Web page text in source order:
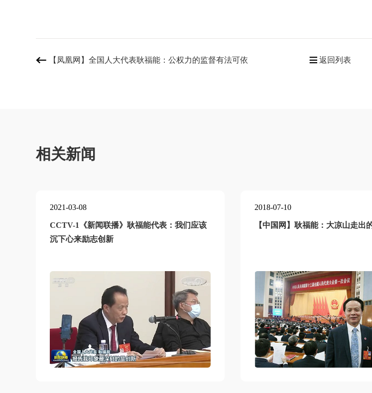
 【凤凰网】全国人大代表耿福能：公权力的监督有法可依  返回列表
相关新闻
2021-03-08
CCTV-1《新闻联播》耿福能代表：我们应该
沉下心来励志创新
2018-07-10
【中国网】耿福能：大凉山走出